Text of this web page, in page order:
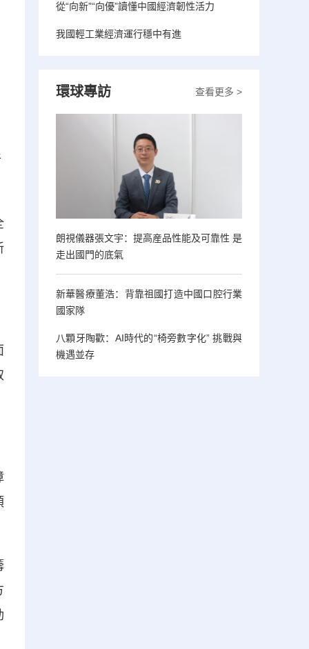
從“向新”“向優”讀懂中國經濟韌性活力
我國輕工業經濟運行穩中有進
查看更多 >
環球專訪
朗視儀器張文宇：提高産品性能及可靠性 是
走出國門的底氣
新華醫療董浩：背靠祖國打造中國口腔行業
國家隊
八顆牙陶歡：AI時代的“椅旁數字化” 挑戰與
機遇並存